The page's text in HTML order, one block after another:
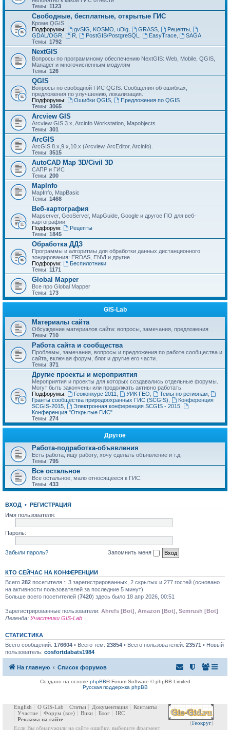
Темы: 1123
Свободные, бесплатные, открытые ГИС
Кроме QGIS
Подфорумы:
gvSIG, KOSMO, uDig, GRASS, Рецепты,
GDAL/OGR
R PostGIS/PostgreSQL EasyTrace,
SAGA
Темы: 1792
NextGIS
Вопросы по программному обеспечению NextGIS: Web, Mobile, QGIS,
Manager и многочисленным модулям
Темы: 126
QGIS
Вопросы по свободной ГИС QGIS. Сообщения об ошибках,
предложения по улучшению, локализация.
Подфорумы:
Ошибки QGIS,
Предложения по QGIS
Темы: 3065
Arcview GIS
Arcview GIS 3.x, Arcinfo Workstation, Mapobjects
Темы: 301
ArcGIS
ArcGIS 8.x,9.x,10.x (Arcview, ArcEditor, Arcinfo).
Темы: 3515
AutoCAD Map 3D/Civil 3D
САПР и ГИС
Темы: 200
MapInfo
MapInfo, MapBasic
Темы: 1468
Веб-картография
Mapserver, GeoServer, MapGuide, Google и другое ПО для веб-
картографии
Подфорум:
Рецепты
Темы: 1845
Обработка ДДЗ
Программы и алгоритмы для обработки данных дистанционного
зондирования: ERDAS, ENVI и другие.
Подфорум:
Беспилотники
Темы: 1171
Global Mapper
Все про Global Mapper
Темы: 173
GIS-Lab
Материалы сайта
Обсуждение материалов сайта: вопросы, замечания, предложения
Темы: 710
Работа сайта и сообщества
Проблемы, замечания, вопросы и предложения по работе сообщества и
сайта, включая форум, блог и другие его части.
Темы: 371
Другие проекты и мероприятия
Мероприятия и проекты для которых создавались отдельные форумы.
Могут быть закончены или продолжать активно работать.
Подфорумы:
Геоконкурс 2011 УИК ГЕО Темы по регионам
Гранты сообщества природоохранных ГИС (SCGIS)
Конференция
SCGIS-2015
Электронная конференция SCGIS - 2015,
Конференция "Открытые ГИС"
Темы: 274
Другое
Работа-подработка-объявления
Есть работа, ищу работу, хочу сделать объявление и т.д.
Темы: 795
Все остальное
Все остальное, мало относящееся к ГИС.
Темы: 433
ВХОД • РЕГИСТРАЦИЯ
Имя пользователя:
Пароль:
Забыли пароль? Запомнить меня
КТО СЕЙЧАС НА КОНФЕРЕНЦИИ
Всего 282 посетителя :: 3 зарегистрированных, 2 скрытых и 277 гостей (основано
на активности пользователей за последние 5 минут)
Больше всего посетителей (7420) здесь было 18 апр 2026, 00:51
Зарегистрированные пользователи: Ahrefs [Bot] Amazon [Bot] Semrush [Bot]
Легенда: Участники GIS-Lab
СТАТИСТИКА
Всего сообщений: 176604 • Всего тем: 23854 • Всего пользователей: 23571 • Новый
пользователь: cosfortdabats1984
На главную Список форумов
Создано на основе phpBB® Forum Software © phpBB Limited
Русская поддержка phpBB
(Геокруг)
English О GIS-Lab Статьи Документация
Контакты
Участие
Форум (все) Вики Блог
IRC
Реклама на сайте
Если Вы обнаружили на сайте ошибку, выберите фрагмент